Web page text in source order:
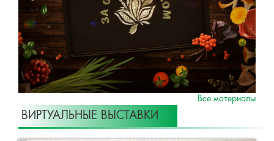
Все материалы
ВИРТУАЛЬНЫЕ ВЫСТАВКИ